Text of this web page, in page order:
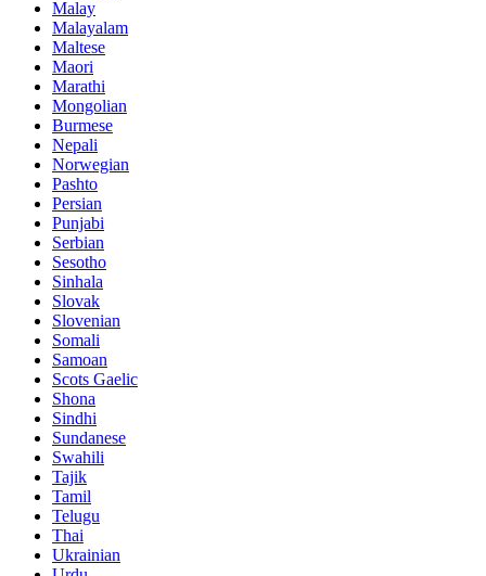
Malay
Malayalam
Maltese
Maori
Marathi
Mongolian
Burmese
Nepali
Norwegian
Pashto
Persian
Punjabi
Serbian
Sesotho
Sinhala
Slovak
Slovenian
Somali
Samoan
Scots Gaelic
Shona
Sindhi
Sundanese
Swahili
Tajik
Tamil
Telugu
Thai
Ukrainian